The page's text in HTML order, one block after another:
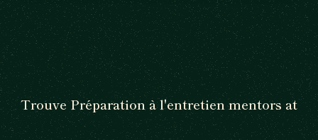
Trouve Préparation à l'entretien mentors at